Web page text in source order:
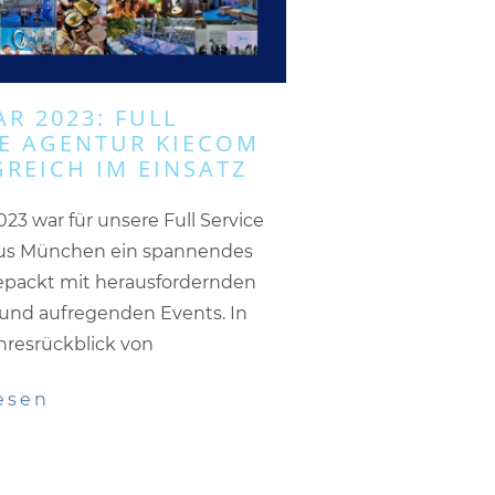
2023: FULL
AGENTUR KIECOM
IM EINSATZ
war für unsere Full Service
München ein spannendes
mit herausfordernden
aufregenden Events. In
von